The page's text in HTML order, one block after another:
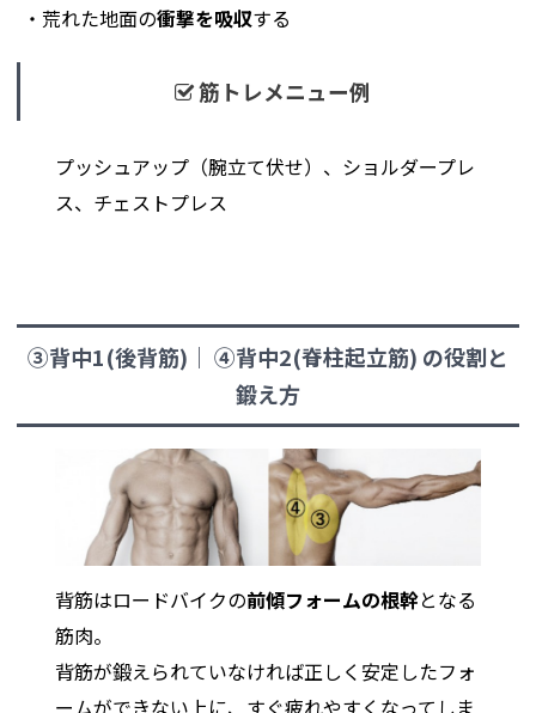
・荒れた地面の衝撃を吸収する
筋トレメニュー例
プッシュアップ（腕立て伏せ）、ショルダープレ
ス、チェストプレス
③背中1(後背筋)｜ ④背中2(脊柱起立筋) の役割と
鍛え方
背筋はロードバイクの前傾フォームの根幹となる
筋肉。
背筋が鍛えられていなければ正しく安定したフォ
ームができない上に、すぐ疲れやすくなってしま